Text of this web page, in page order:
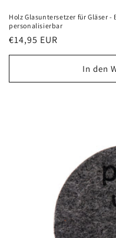
Holz Glasuntersetzer für Gläser
personalisierbar
Normaler
Preis
€14,95 EUR
In den